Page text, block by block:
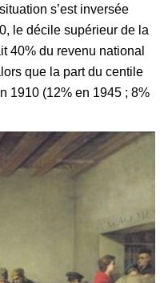
s’est inversée
le décile supérieur de la
40% du revenu national
que la part du centile
1910 (12% en 1945 ; 8%